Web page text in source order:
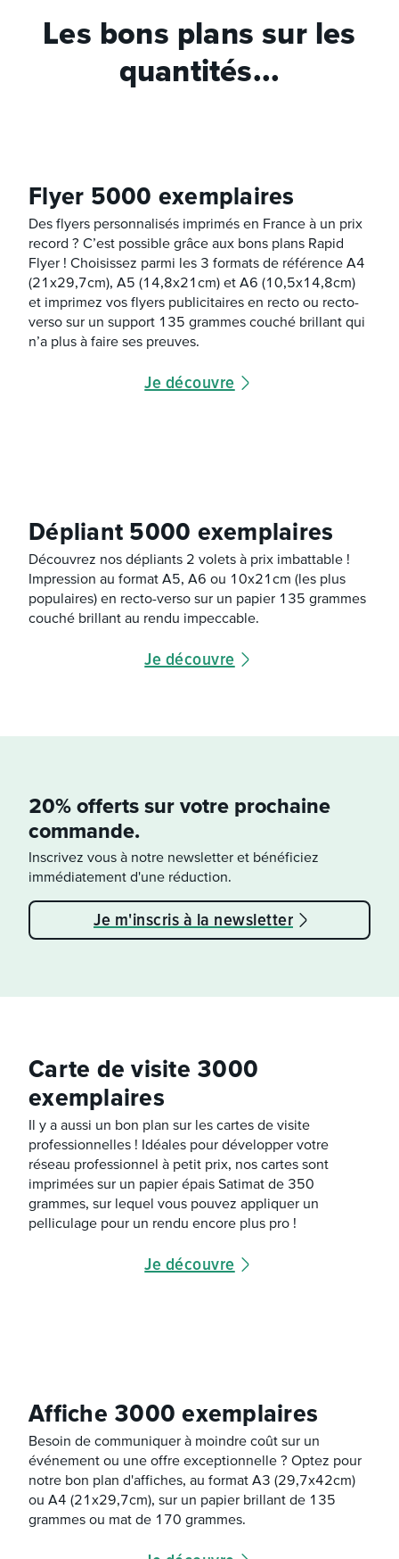
Les bons plans sur les
quantités...
Flyer 5000 exemplaires
Des flyers personnalisés imprimés en France à un prix
record ? C’est possible grâce aux bons plans Rapid
Flyer ! Choisissez parmi les 3 formats de référence A4
(21x29,7cm), A5 (14,8x21cm) et A6 (10,5x14,8cm)
et imprimez vos flyers publicitaires en recto ou recto-
verso sur un support 135 grammes couché brillant qui
n’a plus à faire ses preuves.
Je découvre
Dépliant 5000 exemplaires
Découvrez nos dépliants 2 volets à prix imbattable !
Impression au format A5, A6 ou 10x21cm (les plus
populaires) en recto-verso sur un papier 135 grammes
couché brillant au rendu impeccable.
Je découvre
20% offerts sur votre prochaine
commande.
Inscrivez vous à notre newsletter et bénéficiez
immédiatement d'une réduction.
Je m'inscris à la newsletter
Carte de visite 3000
exemplaires
Il y a aussi un bon plan sur les cartes de visite
professionnelles ! Idéales pour développer votre
réseau professionnel à petit prix, nos cartes sont
imprimées sur un papier épais Satimat de 350
grammes, sur lequel vous pouvez appliquer un
pelliculage pour un rendu encore plus pro !
Je découvre
Affiche 3000 exemplaires
Besoin de communiquer à moindre coût sur un
événement ou une offre exceptionnelle ? Optez pour
notre bon plan d'affiches, au format A3 (29,7x42cm)
ou A4 (21x29,7cm), sur un papier brillant de 135
grammes ou mat de 170 grammes.